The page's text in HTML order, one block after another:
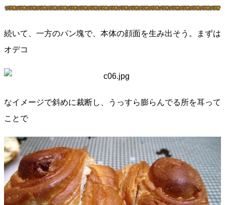
続いて、一方のパン塊で、本体の顔面を生み出そう。まずは
オデコ
なイメージで斜めに裁断し、うっすら膨らんでる所を耳って
ことで